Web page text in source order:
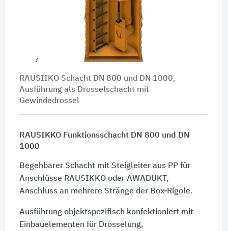
RAUSIIKO Schacht DN 800 und DN 1000,
Ausführung als Drosselschacht mit
Gewindedrossel
RAUSIKKO Funktionsschacht DN 800 und DN
1000
Begehbarer Schacht mit Steigleiter aus PP für
Anschlüsse RAUSIKKO oder AWADUKT,
Anschluss an mehrere Stränge der Box-Rigole.
Ausführung objektspezifisch konfektioniert mit
Einbauelementen für Drosselung,